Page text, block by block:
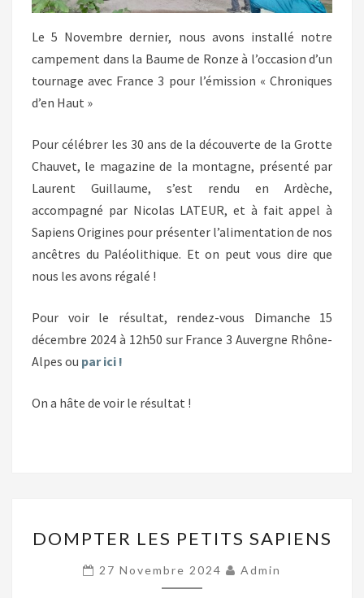
Le 5 Novembre dernier, nous avons installé notre
campement dans la Baume de Ronze à l’occasion d’un
tournage avec France 3 pour l’émission « Chroniques
d’en Haut »
Pour célébrer les 30 ans de la découverte de la Grotte
Chauvet, le magazine de la montagne, présenté par
Laurent Guillaume, s’est rendu en Ardèche,
accompagné par Nicolas LATEUR, et à fait appel à
Sapiens Origines pour présenter l’alimentation de nos
ancêtres du Paléolithique. Et on peut vous dire que
nous les avons régalé !
Pour voir le résultat, rendez-vous Dimanche 15
décembre 2024 à 12h50 sur France 3 Auvergne Rhône-
Alpes ou par ici !
On a hâte de voir le résultat !
LES
PETITS
SAPIENS
DOMPTER LES PETITS SAPIENS
27 Novembre 2024 Admin